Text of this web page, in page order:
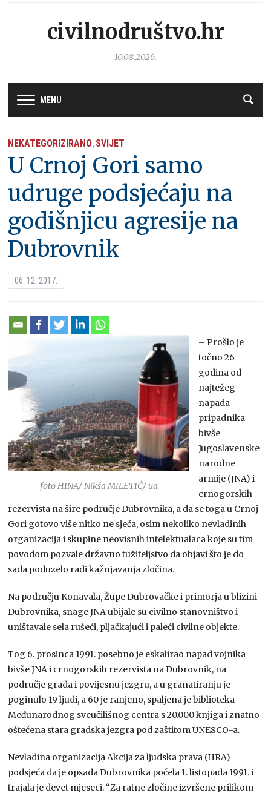
civilnodruštvo.hr
10.08.2026.
MENU
NEKATEGORIZIRANO, SVIJET
U Crnoj Gori samo
udruge podsjećaju na
godišnjicu agresije na
Dubrovnik
06. 12. 2017.
foto HINA/ Nikša MILETIĆ/ ua
– Prošlo je
točno 26
godina od
najtežeg
napada
pripadnika
bivše
Jugoslavenske
narodne
armije (JNA) i
crnogorskih
rezervista na šire područje Dubrovnika, a da se toga u Crnoj
Gori gotovo više nitko ne sjeća, osim nekoliko nevladinih
organizacija i skupine neovisnih intelektualaca koje su tim
povodom pozvale državno tužiteljstvo da objavi što je do
sada poduzelo radi kažnjavanja zločina.
Na području Konavala, Župe Dubrovačke i primorja u blizini
Dubrovnika, snage JNA ubijale su civilno stanovništvo i
uništavale sela rušeći, pljačkajući i paleći civilne objekte.
Tog 6. prosinca 1991. posebno je eskalirao napad vojnika
bivše JNA i crnogorskih rezervista na Dubrovnik, na
područje grada i povijesnu jezgru, a u granatiranju je
poginulo 19 ljudi, a 60 je ranjeno, spaljena je biblioteka
Međunarodnog sveučilišnog centra s 20.000 knjiga i znatno
oštećena stara gradska jezgra pod zaštitom UNESCO-a.
Nevladina organizacija Akcija za ljudska prava (HRA)
podsjeća da je opsada Dubrovnika počela 1. listopada 1991. i
trajala je devet mjeseci. “Za ratne zločine izvršene prilikom